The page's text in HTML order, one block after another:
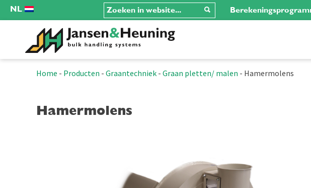
NL
Home - Producten - Graantechniek - Graan pletten/ malen - Hamermolens
Hamermolens